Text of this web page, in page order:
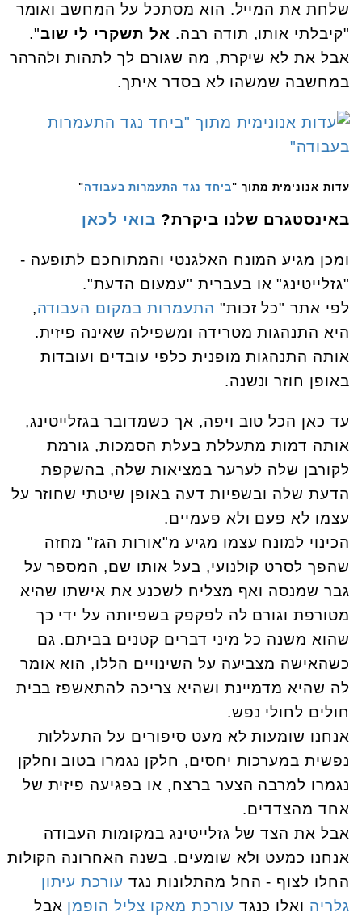
שלחת את המייל. הוא מסתכל על המחשב ואומר
"קיבלתי אותו, תודה רבה. אל תשקרי לי שוב".
אבל את לא שיקרת, מה שגורם לך לתהות ולהרהר
במחשבה שמשהו לא בסדר איתך.
עדות אנונימית מתוך "ביחד נגד התעמרות בעבודה"
באינסטגרם שלנו ביקרת? בואי לכאן
ומכן מגיע המונח האלגנטי והמתוחכם לתופעה -
"גזלייטינג" או בעברית "עמעום הדעת".
לפי אתר "כל זכות" התעמרות במקום העבודה,
היא התנהגות מטרידה ומשפילה שאינה פיזית.
אותה התנהגות מופנית כלפי עובדים ועובדות
באופן חוזר ונשנה.
עד כאן הכל טוב ויפה, אך כשמדובר בגזלייטינג,
אותה דמות מתעללת בעלת הסמכות, גורמת
לקורבן שלה לערער במציאות שלה, בהשקפת
הדעת שלה ובשפיות דעה באופן שיטתי שחוזר על
עצמו לא פעם ולא פעמיים.
הכינוי למונח עצמו מגיע מ"אורות הגז" מחזה
שהפך לסרט קולנועי, בעל אותו שם, המספר על
גבר שמנסה ואף מצליח לשכנע את אישתו שהיא
מטורפת וגורם לה לפקפק בשפיותה על ידי כך
שהוא משנה כל מיני דברים קטנים בביתם. גם
כשהאישה מצביעה על השינויים הללו, הוא אומר
לה שהיא מדמיינת ושהיא צריכה להתאשפז בבית
חולים לחולי נפש.
אנחנו שומעות לא מעט סיפורים על התעללות
נפשית במערכות יחסים, חלקן נגמרו בטוב וחלקן
נגמרו למרבה הצער ברצח, או בפגיעה פיזית של
אחד מהצדדים.
אבל את הצד של גזלייטינג במקומות העבודה
אנחנו כמעט ולא שומעים. בשנה האחרונה הקולות
החלו לצוף - החל מהתלונות נגד עורכת עיתון
גלריה ואלו כנגד עורכת מאקו צליל הופמן אבל